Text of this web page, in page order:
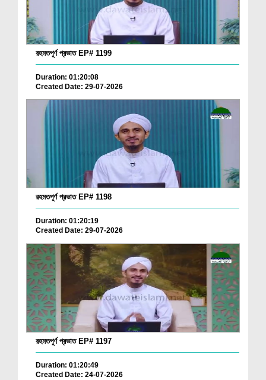
রহমতপূর্ণ প্রভাত EP# 1199
Duration: 01:20:08
Created Date: 29-07-2026
রহমতপূর্ণ প্রভাত EP# 1198
Duration: 01:20:19
Created Date: 29-07-2026
রহমতপূর্ণ প্রভাত EP# 1197
Duration: 01:20:49
Created Date: 24-07-2026